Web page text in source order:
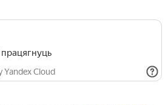
працягнуць
Yandex Cloud